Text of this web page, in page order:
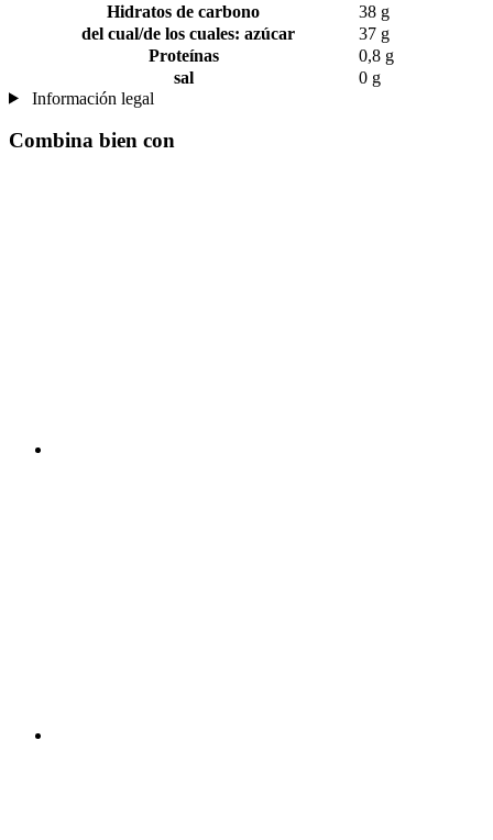
Hidratos de carbono
38 g
del cual/de los cuales: azúcar
37 g
Proteínas
0,8 g
sal
0 g
Información legal
Combina bien con